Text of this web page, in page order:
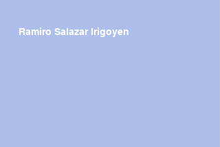
Ramiro Salazar Irigoyen